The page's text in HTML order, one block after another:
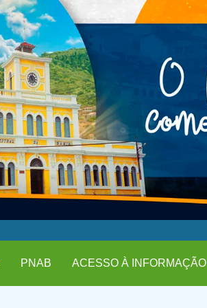
PNAB ACESSO À INFORMAÇÃO